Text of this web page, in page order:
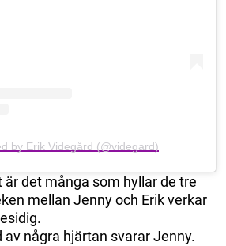
by Erik Videgård (@videgard)
det många som hyllar de tre
mellan Jenny och Erik verkar
av några hjärtan svarar Jenny.